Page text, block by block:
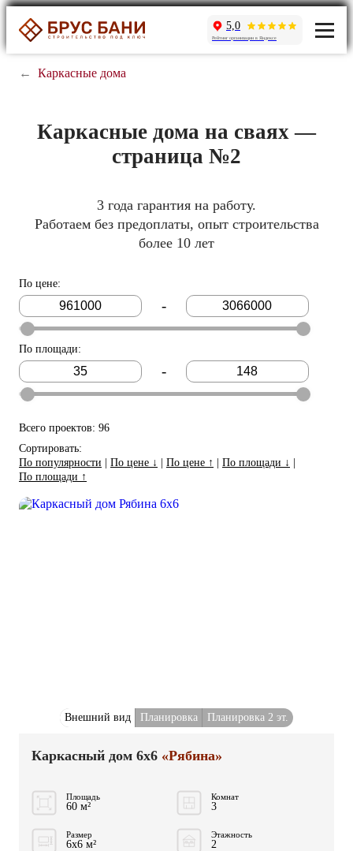
5,0
Рейтинг организации в Яндексе
← Каркасные дома
Каркасные дома на сваях —
страница №2
3 года гарантия на работу.
Работаем без предоплаты, опыт строительства
более 10 лет
По цене:
-
По площади:
-
Всего проектов: 96
Сортировать:
По популярности
По цене ↓ По цене ↑ По площади ↓
По площади ↑
Внешний вид Планировка Планировка 2 эт.
Каркасный дом 6x6 «Рябина»
Площадь
60 м²
Комнат
3
Размер
6x6 м²
Этажность
2